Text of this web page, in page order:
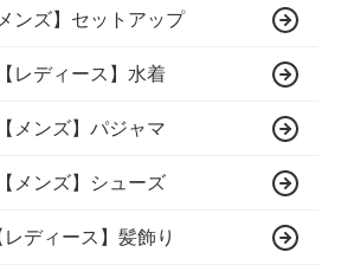
メンズ】セットアップ
【レディース】水着
【メンズ】パジャマ
【メンズ】シューズ
レディース】髪飾り